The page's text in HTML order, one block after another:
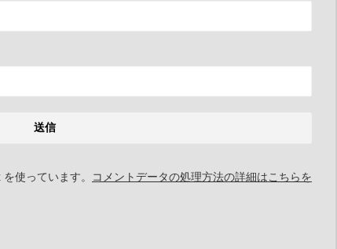
使っています。
コメントデータの処理方法の詳細はこちらを